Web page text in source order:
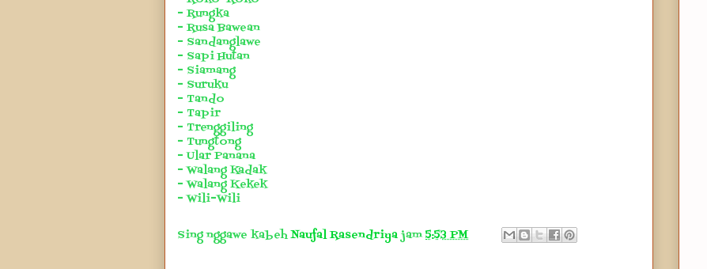
- Rungka
- Rusa Bawean
- Sandanglawe
- Sapi Hutan
- Siamang
- Suruku
- Tando
- Tapir
- Trenggiling
- Tungtong
- Ular Panana
- Walang Kadak
- Walang Kekek
- Wili-Wili
Sing nggawe kabehNaufal Rasendriya jam5:53 PM